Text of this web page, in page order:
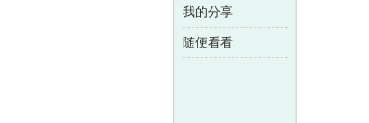
我的分享
随便看看